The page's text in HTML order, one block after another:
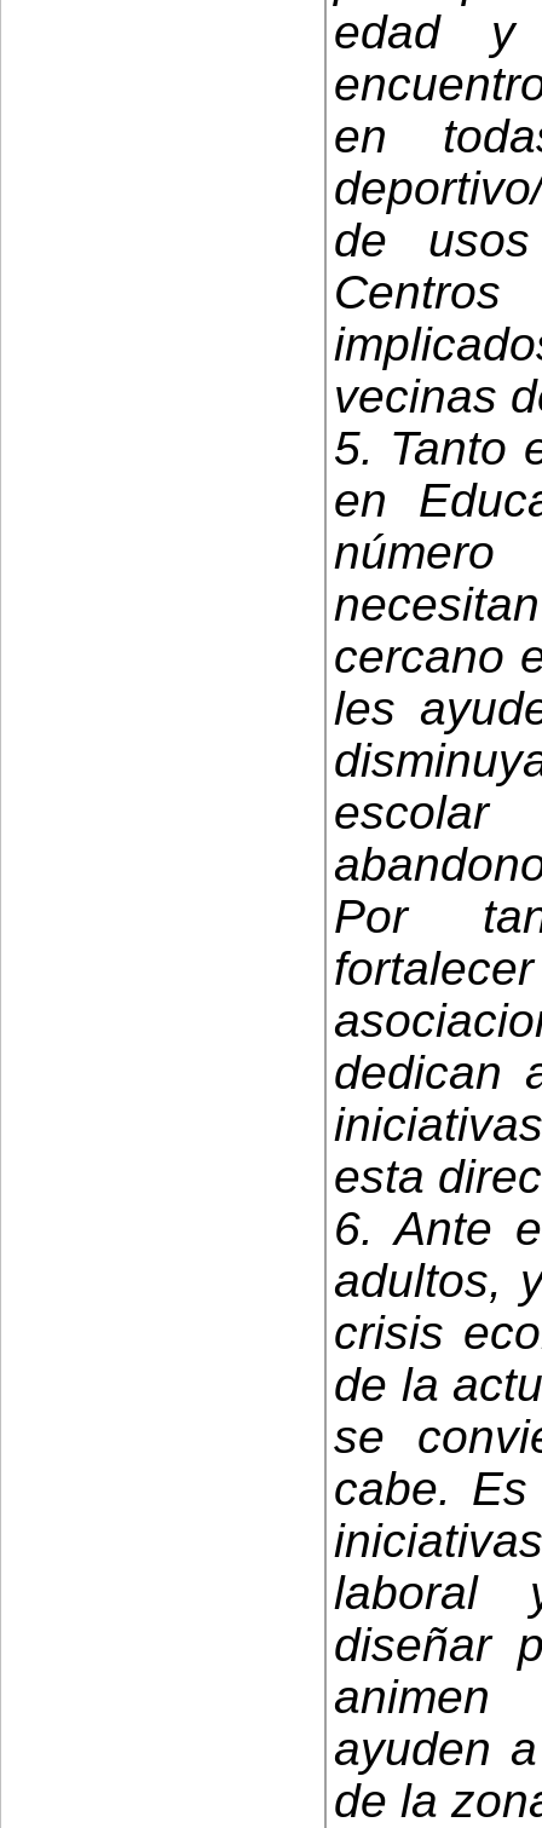
edad y
en
de
vecinas
5. Tanto
en
cercano
les
Por
dedican
esta
6. Ante
adultos,
crisis
de la
se
cabe.
laboral
diseñar
animen
ayuden
de la